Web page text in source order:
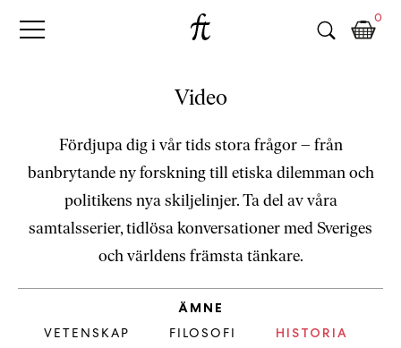
Fri
B
o
a
e
l
p
n
ä
t
,
0
Video
Fördjupa dig i vår tids stora frågor – från
banbrytande ny forskning till etiska dilemman och
politikens nya skiljelinjer. Ta del av våra
samtalsserier, tidlösa konversationer med Sveriges
och världens främsta tänkare.
ÄMNE
VETENSKAP
FILOSOFI
HISTORIA